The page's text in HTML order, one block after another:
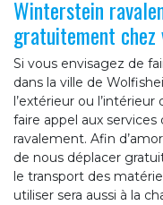
Winterstein
gratuitement chez
Si vous envisagez de
dans la ville de
l’extérieur ou
faire appel aux
ravalement. Afin
de nous déplacer
le transport des
utiliser sera aussi à la